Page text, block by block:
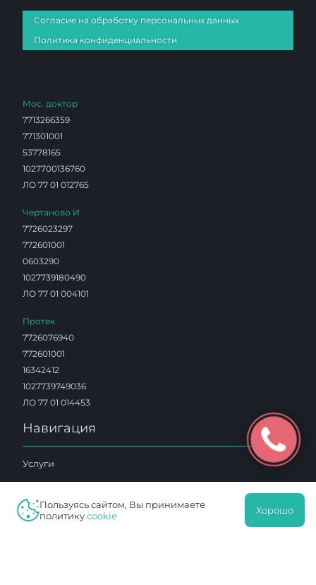
Согласие на обработку персональных данных
Политика конфиденциальности
Мос. доктор
7713266359
771301001
53778165
1027700136760
ЛО 77 01 012765
Чертаново И
7726023297
772601001
0603290
1027739180490
ЛО 77 01 004101
Протек
7726076940
772601001
16342412
1027739749036
ЛО 77 01 014453
Навигация
Услуги
Специалисты
Пользуясь сайтом, Вы принимаете
политикуcookie Хорошо